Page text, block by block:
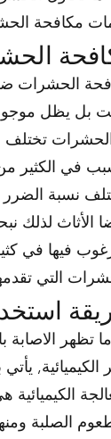
مكافحة
الحشرات
تختلف
نسبة الضرر
الأثاث لذلك
فيها في
تظهر